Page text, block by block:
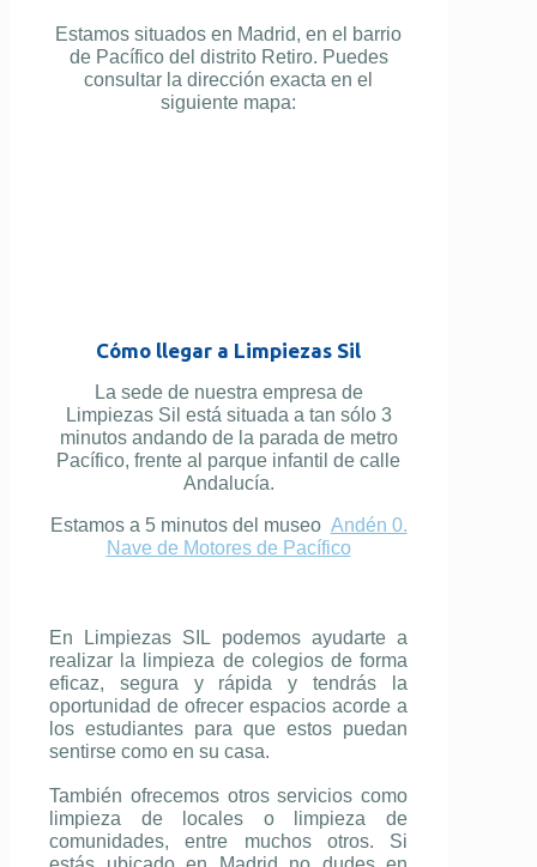
Estamos situados en Madrid, en el barrio
de Pacífico del distrito Retiro. Puedes
consultar la dirección exacta en el
siguiente mapa:
Cómo llegar a Limpiezas Sil
La sede de nuestra empresa de
Limpiezas Sil está situada a tan sólo 3
minutos andando de la parada de metro
Pacífico, frente al parque infantil de calle
Andalucía.
Estamos a 5 minutos del museo Andén 0.
Nave de Motores de Pacífico
En Limpiezas SIL podemos ayudarte a
realizar la limpieza de colegios de forma
eficaz, segura y rápida y tendrás la
oportunidad de ofrecer espacios acorde a
los estudiantes para que estos puedan
sentirse como en su casa.
También ofrecemos otros servicios como
limpieza de locales o limpieza de
comunidades, entre muchos otros. Si